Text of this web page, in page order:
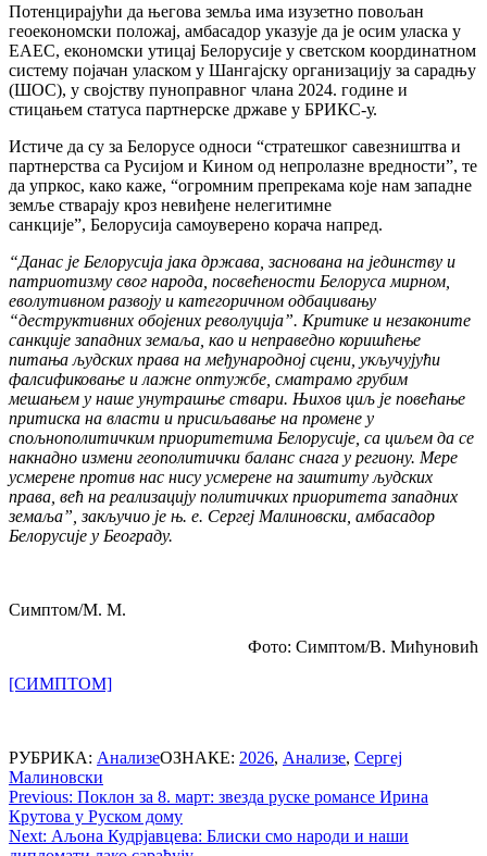
Потенцирајући да његова земља има изузетно повољан
геоекономски положај, амбасадор указује да је осим уласка у
ЕАЕС, економски утицај Белорусије у светском координатном
систему појачан уласком у Шангајску организацију за сарадњу
(ШОС), у својству пуноправног члана 2024. године и
стицањем статуса партнерске државе у БРИКС-у.
Истиче да су за Белорусе односи “стратешког савезништва и
партнерства са Русијом и Кином од непролазне вредности”, те
да упркос, како каже, “огромним препрекама које нам западне
земље стварају кроз невиђене нелегитимне
санкције”, Белорусија самоуверено корача напред.
“Данас је Белорусија јака држава, заснована на јединству и
патриотизму свог народа, посвећености Белоруса мирном,
еволутивном развоју и категоричном одбацивању
“деструктивних обојених револуција”. Критике и незаконите
санкције западних земаља, као и неправедно коришћење
питања људских права на међународној сцени, укључујући
фалсификовање и лажне оптужбе, сматрамо грубим
мешањем у наше унутрашње ствари. Њихов циљ је повећање
притиска на власти и присиљавање на промене у
спољнополитичким приоритетима Белорусије, са циљем да се
накнадно измени геополитички баланс снага у региону. Мере
усмерене против нас нису усмерене на заштиту људских
права, већ на реализацију политичких приоритета западних
земаља”, закључио је њ. е. Сергеј Малиновски, амбасадор
Белорусије у Београду.
Симптом/М. М.
Фото: Симптом/В. Мићуновић
[СИМПТОМ]
РУБРИКА: АнализеОЗНАКЕ: 2026, Анализе, Сергеј
Малиновски
Post
navigation
Previous: Поклон за 8. март: звезда руске романсе Ирина
Крутова у Руском дому
Next: Аљона Кудрјавцева: Блиски смо народи и наши